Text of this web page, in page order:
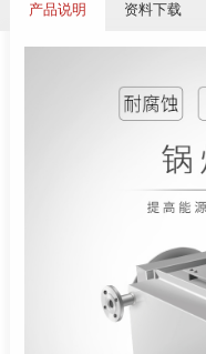
产品说明 资料下载